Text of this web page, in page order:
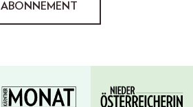
ABONNEMENT